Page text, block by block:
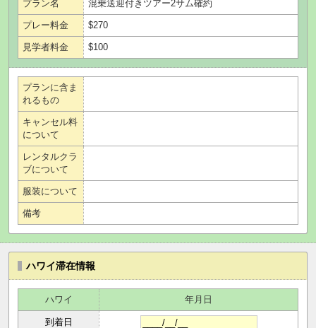
プラン名 混乗送迎付きツアー2サム確約
プレー料金 $270
見学者料金 $100
プランに含ま
れるもの
キャンセル料
について
レンタルクラ
ブについて
服装について
備考
ハワイ滞在情報
ハワイ 年月日
到着日